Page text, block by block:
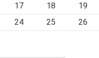
17 18
19
24 25
26